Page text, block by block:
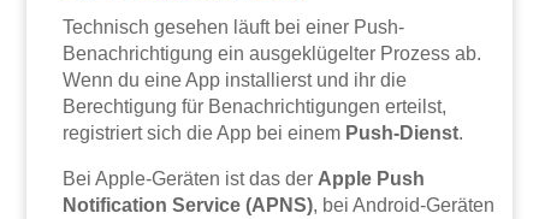
Technisch gesehen läuft bei einer Push-
Benachrichtigung ein ausgeklügelter Prozess ab.
Wenn du eine App installierst und ihr die
Berechtigung für Benachrichtigungen erteilst,
registriert sich die App bei einem Push-Dienst.
Bei Apple-Geräten ist das der Apple Push
Notification Service (APNS), bei Android-Geräten